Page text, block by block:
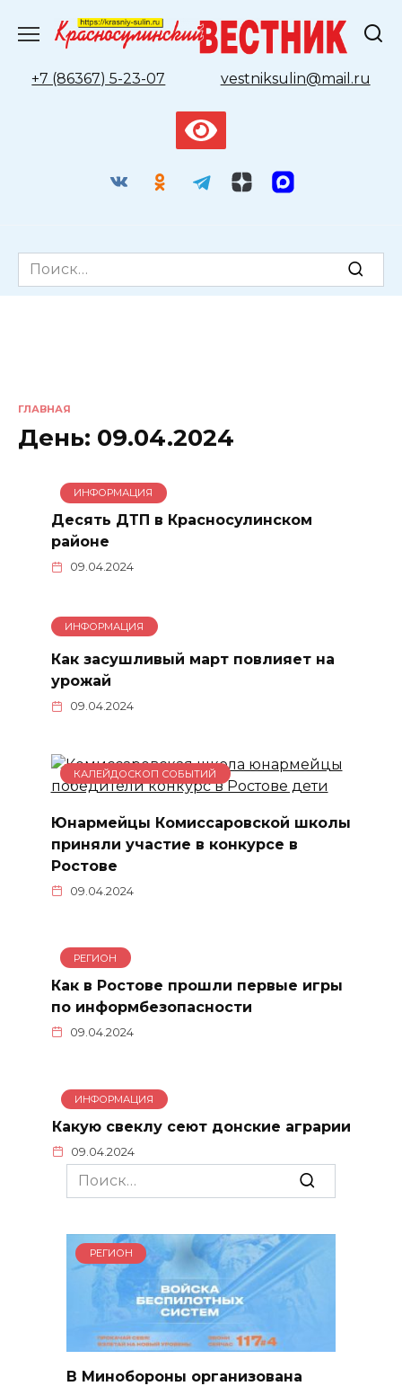
содержанию
+7 (86367) 5-23-07
vestniksulin@mail.ru
Search
for:
ГЛАВНАЯ
День: 09.04.2024
ИНФОРМАЦИЯ
Десять ДТП в Красносулинском
районе
09.04.2024
ИНФОРМАЦИЯ
Как засушливый март повлияет на
урожай
09.04.2024
КАЛЕЙДОСКОП СОБЫТИЙ
Юнармейцы Комиссаровской школы
приняли участие в конкурсе в
Ростове
09.04.2024
РЕГИОН
Как в Ростове прошли первые игры
по информбезопасности
09.04.2024
ИНФОРМАЦИЯ
Какую свеклу сеют донские аграрии
09.04.2024
Search
for:
РЕГИОН
В Минобороны организована